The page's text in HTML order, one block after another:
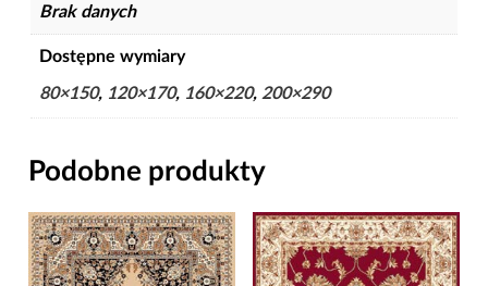
Brak danych
Dostępne wymiary
80×150, 120×170, 160×220, 200×290
Podobne produkty